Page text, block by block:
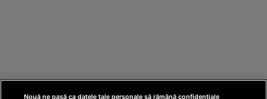
Nouă ne pasă ca datele tale personale să rămână confidențiale